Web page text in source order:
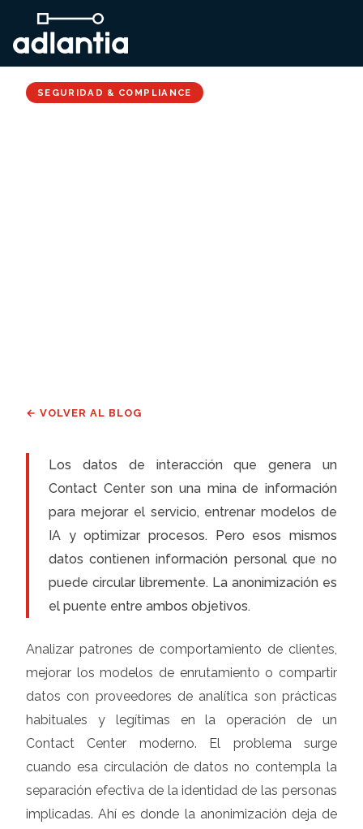
SEGURIDAD & COMPLIANCE
← VOLVER AL BLOG
Los datos de interacción que genera un
Contact Center son una mina de información
para mejorar el servicio, entrenar modelos de
IA y optimizar procesos. Pero esos mismos
datos contienen información personal que no
puede circular libremente. La anonimización es
el puente entre ambos objetivos.
Analizar patrones de comportamiento de clientes,
mejorar los modelos de enrutamiento o compartir
datos con proveedores de analítica son prácticas
habituales y legítimas en la operación de un
Contact Center moderno. El problema surge
cuando esa circulación de datos no contempla la
separación efectiva de la identidad de las personas
implicadas. Ahí es donde la anonimización deja de